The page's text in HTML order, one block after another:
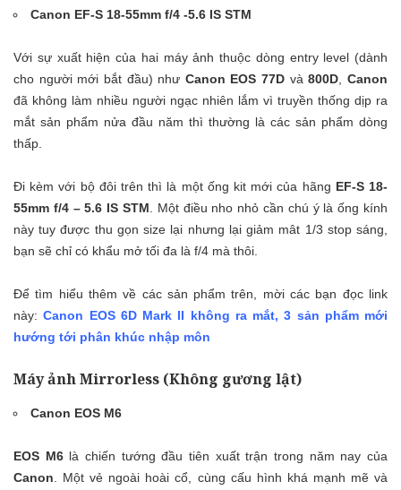
Canon EF-S 18-55mm f/4 -5.6 IS STM
Với sự xuất hiện của hai máy ảnh thuộc dòng entry level (dành
cho người mới bắt đầu) như Canon EOS 77D và800D,Canon
đã không làm nhiều người ngạc nhiên lắm vì truyền thống dịp ra
mắt sản phẩm nửa đầu năm thì thường là các sản phẩm dòng
thấp.
Đi kèm với bộ đôi trên thì là một ống kit mới của hãng EF-S 18-
55mm f/4 – 5.6 IS STM. Một điều nho nhỏ cần chú ý là ống kính
này tuy được thu gọn size lại nhưng lại giảm mât 1/3 stop sáng,
bạn sẽ chỉ có khẩu mở tối đa là f/4 mà thôi.
Để tìm hiểu thêm về các sản phẩm trên, mời các bạn đọc link
này:Canon EOS 6D Mark II không ra mắt, 3 sản phẩm mới
hướng tới phân khúc nhập môn
Máy ảnh Mirrorless (Không gương lật)
Canon EOS M6
EOS M6là chiến tướng đầu tiên xuất trận trong năm nay của
Canon . Một vẻ ngoài hoài cổ, cùng cấu hình khá mạnh mẽ và